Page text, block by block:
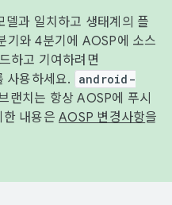
과 일치하고 생태계의 플
기와 4분기에 AOSP에 소스
하고 기여하려면
사용하세요.
android-
랜치는 항상 AOSP에 푸시
내용은 AOSP 변경사항을